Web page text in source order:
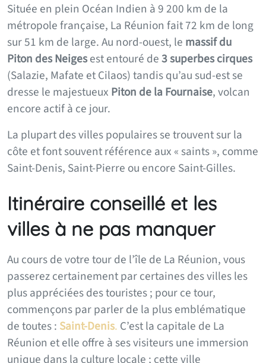
Située en plein Océan Indien à 9 200 km de la
métropole française, La Réunion fait 72 km de long
sur 51 km de large. Au nord-ouest, le massif du
Piton des Neigesest entouré de3 superbes cirques
(Salazie, Mafate et Cilaos) tandis qu’au sud-est se
dresse le majestueux Piton de la Fournaise, volcan
encore actif à ce jour.
La plupart des villes populaires se trouvent sur la
côte et font souvent référence aux « saints », comme
Saint-Denis, Saint-Pierre ou encore Saint-Gilles.
Itinéraire conseillé et les
villes à ne pas manquer
Au cours de votre tour de l’île de La Réunion, vous
passerez certainement par certaines des villes les
plus appréciées des touristes ; pour ce tour,
commençons par parler de la plus emblématique
de toutes : Saint-Denis. C’est la capitale de La
Réunion et elle offre à ses visiteurs une immersion
unique dans la culture locale ; cette ville